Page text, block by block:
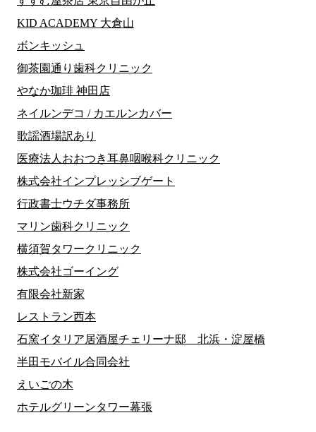
KID ACADEMY 大倉山
ボンキッシュ
御茶園通り歯科クリニック
やなか珈琲 神田店
ネイルンデコ / カエルンカバー
歌謡酒場訳あり
医療法人おおつき耳鼻咽喉科クリニック
株式会社インプレッシブゲート
行政書士ウチダ事務所
マリン歯科クリニック
横須賀タワークリニック
株式会社ゴーイング
有限会社新家
レストラン西本
石窯イタリア居酒屋チェリーナ邸 北浜・淀屋橋
半田モバイル合同会社
えいごの木
ホテルグリーンタワー幕張